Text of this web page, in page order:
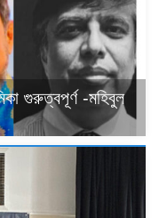
গুরুত্বপূর্ণ -মহিবুল